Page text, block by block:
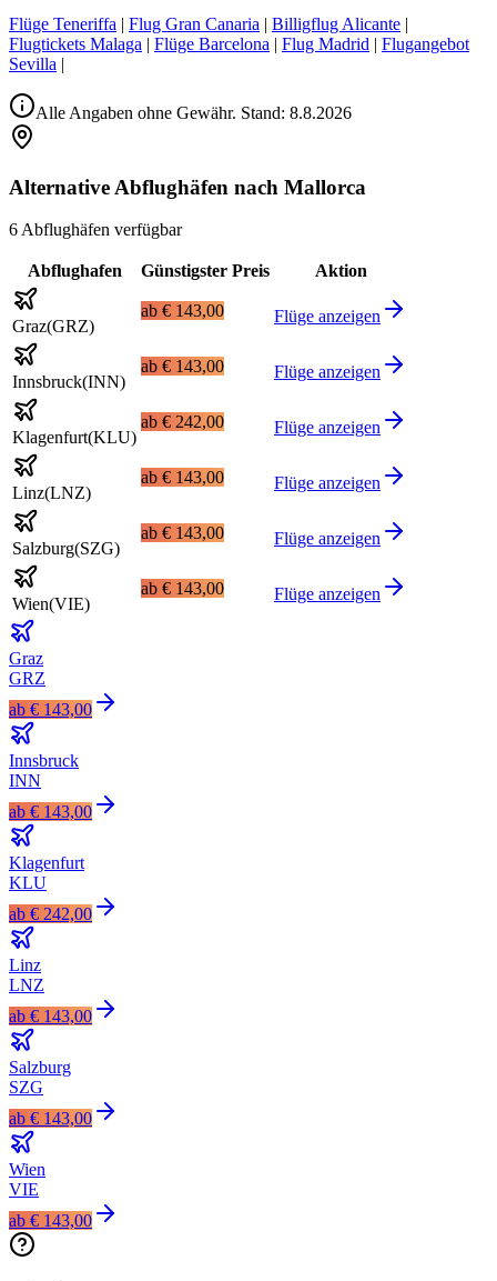
Flüge Teneriffa | Flug Gran Canaria | Billigflug Alicante |
Flugtickets Malaga | Flüge Barcelona | Flug Madrid | Flugangebot
Sevilla |
Alle Angaben ohne Gewähr. Stand: 8.8.2026
Alternative Abflughäfen nach Mallorca
6 Abflughäfen verfügbar
Abflughafen Günstigster Preis Aktion
Graz(GRZ)
ab € 143,00 Flüge anzeigen
Innsbruck(INN)
ab € 143,00 Flüge anzeigen
Klagenfurt(KLU)
ab € 242,00 Flüge anzeigen
Linz(LNZ)
ab € 143,00 Flüge anzeigen
Salzburg(SZG)
ab € 143,00 Flüge anzeigen
Wien(VIE)
ab € 143,00 Flüge anzeigen
Graz
GRZ
ab € 143,00
Innsbruck
INN
ab € 143,00
Klagenfurt
KLU
ab € 242,00
Linz
LNZ
ab € 143,00
Salzburg
SZG
ab € 143,00
Wien
VIE
ab € 143,00